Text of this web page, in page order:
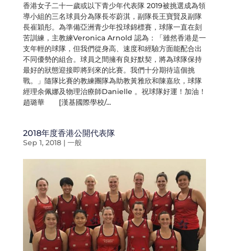
香港女子二十一歲或以下青少年代表隊 2019被挑選成為領
導小組的三名球員分為隊長岑蔚淇，副隊長王寶賢及副隊
長崔穎彤。為準備亞洲青少年投球錦標賽，球隊一直在刻
苦訓練，主教練Veronica Arnold 認為：「雖然香港是一
支年輕的球隊，但我們從身高、速度和經驗方面能配合出
不同優勢的組合。球員之間擁有良好默契，將為球隊保持
最好的狀態迎接即將到來的比賽。我們十分期待這個挑
戰。」隨隊比賽的教練團隊為助教黃雅欣和陳嘉欣，球隊
經理余佩娜及物理治療師Danielle 。祝球隊好運！加油！
趙璐華 [漢基國際學校/...
2018年度香港公開代表隊
Sep 1, 2018| 一般